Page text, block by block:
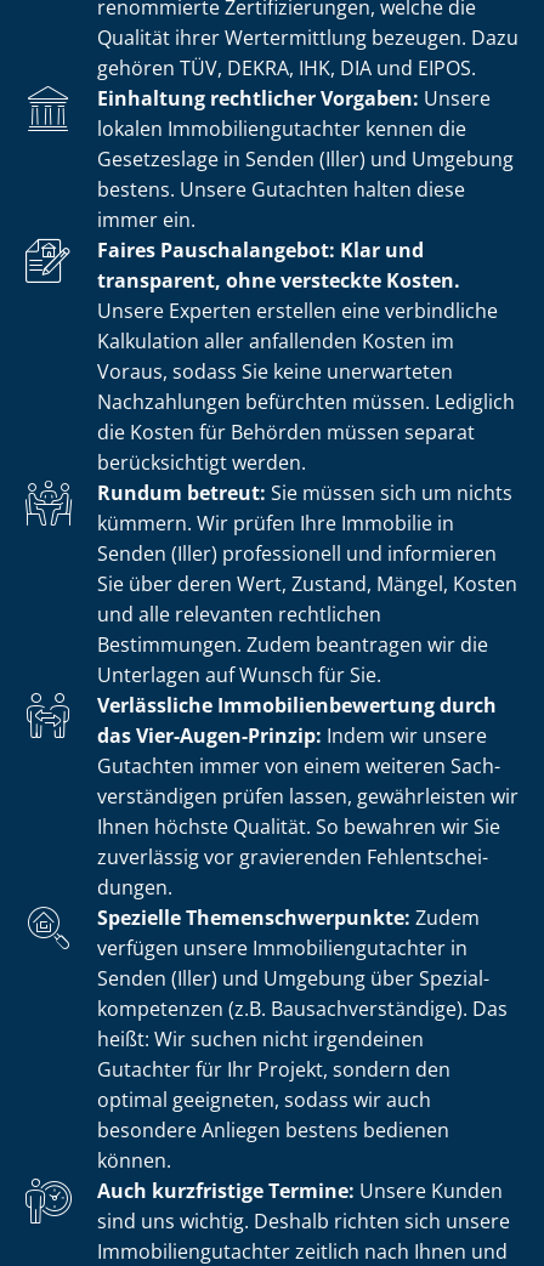
renommierte Zer­ti­fi­zie­run­gen, welche die
Qualität ihrer Wertermittlung bezeugen. Dazu
gehören TÜV, DEKRA, IHK, DIA und EIPOS.
Einhaltung rechtlicher Vorgaben: Unsere
lokalen Im­mo­bi­li­en­gut­ach­ter kennen die
Gesetzeslage in Senden (Iller) und Umgebung
bestens. Unsere Gutachten halten diese
immer ein.
Faires Pauschalangebot: Klar und
transparent, ohne versteckte Kosten.
Unsere Experten erstellen eine verbindliche
Kalkulation aller anfallenden Kosten im
Voraus, sodass Sie keine unerwarteten
Nachzahlungen befürchten müssen. Lediglich
die Kosten für Behörden müssen separat
berücksichtigt werden.
Rundum betreut: Sie müssen sich um nichts
kümmern. Wir prüfen Ihre Immobilie in
Senden (Iller) professionell und informieren
Sie über deren Wert, Zustand, Mängel, Kosten
und alle relevanten rechtlichen
Bestimmungen. Zudem beantragen wir die
Unterlagen auf Wunsch für Sie.
Verlässliche Im­mo­bi­li­en­be­wer­tung durch
das Vier-Augen-Prinzip: Indem wir unsere
Gutachten immer von einem weiteren Sach­
ver­stän­di­gen prüfen lassen, gewährleisten wir
Ihnen höchste Qualität. So bewahren wir Sie
zuverlässig vor gravierenden Fehl­ent­schei­
dun­gen.
Spezielle The­men­schwer­punk­te: Zudem
verfügen unsere Im­mo­bi­li­en­gut­ach­ter in
Senden (Iller) und Umgebung über Spe­zi­al­
kom­pe­ten­zen (z.B. Bau­sach­ver­stän­di­ge). Das
heißt: Wir suchen nicht irgendeinen
Gutachter für Ihr Projekt, sondern den
optimal geeigneten, sodass wir auch
besondere Anliegen bestens bedienen
können.
Auch kurzfristige Termine: Unsere Kunden
sind uns wichtig. Deshalb richten sich unsere
Im­mo­bi­li­en­gut­ach­ter zeitlich nach Ihnen und